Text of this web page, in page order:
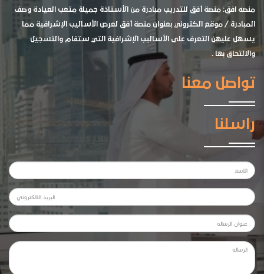
منصه افق: منصة أفق للتدريب مبادرة من الأستاذة جميلة متعب العيادة وصف
المبادرة / موقع الكتروني بعنوان منصة أفق لعرض الأساليب الإشرافية مما
يسهل عليهن التعرف على الأساليب الإشرافية التي ستقام والتسجيل
والالتحاق بها .
تواصل معنا
راسلنا